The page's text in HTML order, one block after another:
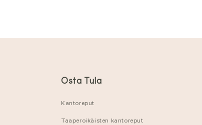
Osta Tula
Kantoreput
Taaperoikäisten kantoreput